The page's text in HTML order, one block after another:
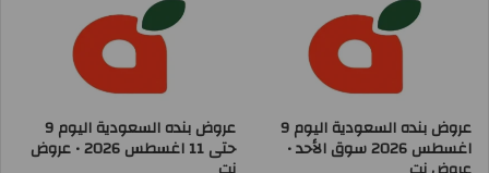
عروض بنده السعودية اليوم 9
اغسطس 2026 سوق الأحد •
عروض بنده السعودية اليوم 9
حتى 11 اغسطس 2026 • عروض